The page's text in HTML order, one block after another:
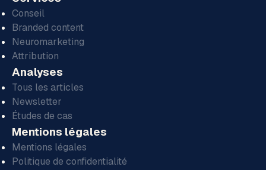
Conseil
Branded content
Neuromarketing
Attribution
Analyses
Tous les articles
Newsletter
Études de cas
Mentions légales
Mentions légales
Politique de confidentialité